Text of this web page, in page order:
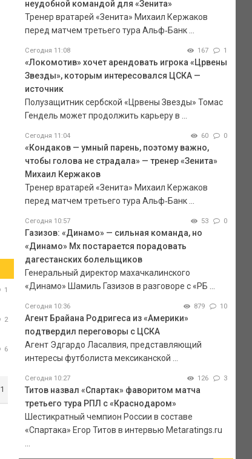
1
2
6
1
неудобной командой для «Зенита»
Тренер вратарей «Зенита» Михаил Кержаков
перед матчем третьего тура Альф‑Банк ...
Сегодня 11:08 167 1
«Локомотив» хочет арендовать игрока «Црвены
Звезды», которым интересовался ЦСКА —
источник
Полузащитник сербской «Црвены Звезды» Томас
Гендель может продолжить карьеру в ...
Сегодня 11:04 60 0
«Кондаков — умный парень, поэтому важно,
чтобы голова не страдала» — тренер «Зенита»
Михаил Кержаков
Тренер вратарей «Зенита» Михаил Кержаков
перед матчем третьего тура Альф‑Банк ...
Сегодня 10:57 53 0
Газизов: «Динамо» — сильная команда, но
«Динамо» Мх постарается порадовать
дагестанских болельщиков
Генеральный директор махачкалинского
«Динамо» Шамиль Газизов в разговоре с «РБ ...
Сегодня 10:36 879 10
Агент Брайана Родригеса из «Америки»
подтвердил переговоры с ЦСКА
Агент Эдгардо Ласалвия, представляющий
интересы футболиста мексиканской ...
Сегодня 10:27 126 3
Титов назвал «Спартак» фаворитом матча
третьего тура РПЛ с «Краснодаром»
Шестикратный чемпион России в составе
«Спартака» Егор Титов в интервью Metaratings.ru